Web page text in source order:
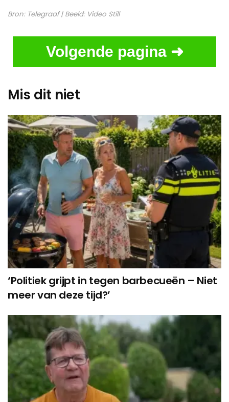
Bron: Telegraaf| Beeld: Video Still
Volgende pagina ➜
Mis dit niet
‘Politiek grijpt in tegen barbecueën – Niet
meer van deze tijd?’